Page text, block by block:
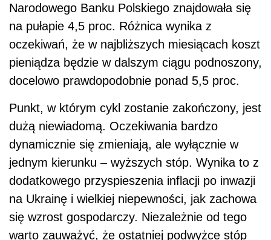
Narodowego Banku Polskiego znajdowała się
na pułapie 4,5 proc. Różnica wynika z
oczekiwań, że w najbliższych miesiącach koszt
pieniądza będzie w dalszym ciągu podnoszony,
docelowo prawdopodobnie ponad 5,5 proc.
Punkt, w którym cykl zostanie zakończony, jest
dużą niewiadomą. Oczekiwania bardzo
dynamicznie się zmieniają, ale wyłącznie w
jednym kierunku – wyższych stóp. Wynika to z
dodatkowego przyspieszenia inflacji po inwazji
na Ukrainę i wielkiej niepewności, jak zachowa
się wzrost gospodarczy. Niezależnie od tego
warto zauważyć, że ostatniej podwyżce stóp